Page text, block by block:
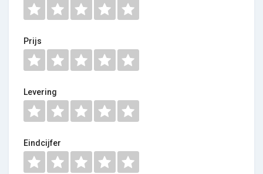
Prijs
Levering
Eindcijfer